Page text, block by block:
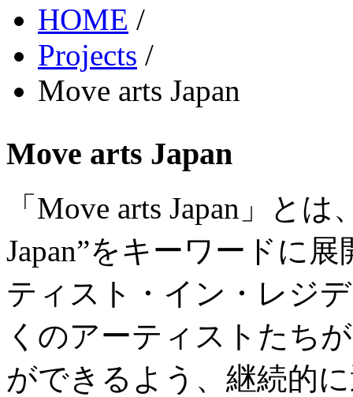
HOME /
Projects /
Move arts Japan
Move arts Japan
「Move arts Japan」とは
Japan”をキーワードに
ティスト・イン・レジ
くのアーティストたち
ができるよう、継続的